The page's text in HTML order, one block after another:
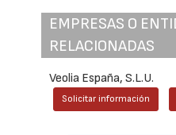
EMPRESAS O
RELACIONADAS
Veolia España, S.L.U.
Solicitar información